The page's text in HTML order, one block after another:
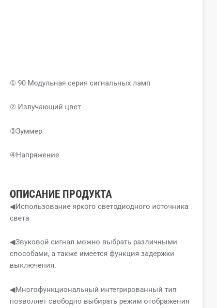
① 90 Модульная серия сигнальных ламп
② Излучающий цвет
③Зуммер
④Напряжение
ОПИСАНИЕ ПРОДУКТА
◀Использование яркого светодиодного источника
света
◀Звуковой сигнал можно выбрать различными
способами, а также имеется функция задержки
выключения.
◀Многофункциональный интегрированный тип
позволяет свободно выбирать режим отображения